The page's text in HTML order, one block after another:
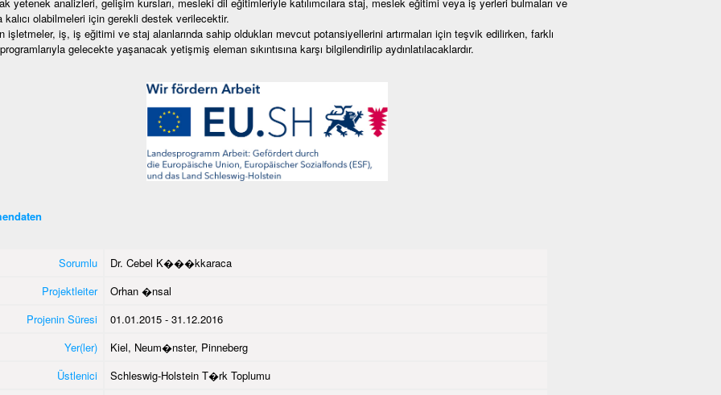
kalıcı olabilmeleri için gerekli destek verilecektir.
işletmeler, iş, iş eğitimi ve staj alanlarında sahip oldukları mevcut potansiyellerini artırmaları için teşvik edilirken, farklı
gelecekte yaşanacak yetişmiş eleman sıkıntısına karşı bilgilendirilip aydınlatılacaklardır.
Sorumlu
Dr. Cebel K���kkaraca
Projektleiter
Orhan �nsal
Projenin Süresi
01.01.2015 - 31.12.2016
Yer(ler)
Kiel, Neum�nster, Pinneberg
Üstlenici
Schleswig-Holstein T�rk Toplumu